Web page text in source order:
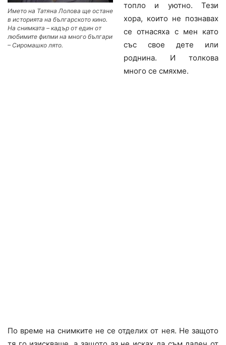
Името на Татяна Лолова ще остане
в историята на българското кино.
На снимката – кадър от един от
любимите филми на много българи
– Сиромашко лято.
топло и уютно. Тези
хора, които не познавах
се отнасяха с мен като
със свое дете или
роднина. И толкова
много се смяхме.
По време на снимките не се отделих от нея. Не защото